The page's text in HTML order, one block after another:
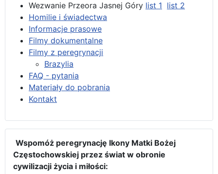
Wezwanie Przeora Jasnej Góry list 1 list 2
Homilie i świadectwa
Informacje prasowe
Filmy dokumentalne
Filmy z peregrynacji
Brazylia
FAQ - pytania
Materiały do pobrania
Kontakt
Wspomóż peregrynację Ikony Matki Bożej
Częstochowskiej przez świat w obronie
cywilizacji życia i miłości: